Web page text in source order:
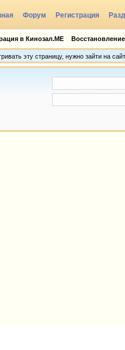
Форум Регистрация
в Кинозал.МЕ
эту страницу, нужно зайти на сайт